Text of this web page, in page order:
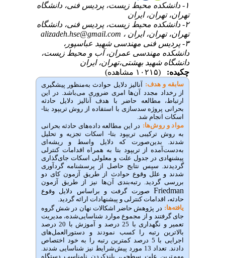
۱- دانشکده محیط زیست، پردیس فنی، دانشگاه
تهران، تهران، ایران
۲- دانشکده محیط زیست، پردیس فنی، دانشگاه
تهران، تهران، ایران ، alizadeh.hse@gmail.com
۳- پردیس فنی مهندسی شهید عباسپور،
دانشکده مهندسی عمران، آب و محیط زیست،
دانشگاه شهید بهشتی،تهران، ایران
چکیده:
(۱۰۲۱۵ مشاهده)
سابقه و هدف: آنالیز دلایل حوادث به‌منظور پیشگیری
از رخداد مجدد آن‌ها امری ضروری می‌باشد. در این
ارتباط، مطالعه حاضر با هدف آنالیز دلایل حادثه
بحرانی پروژه سدسازی با استفاده از روش تریپود بتا-
اسکات انجام شد.
مواد و روش‌‌ها: در این مطالعه داده‌های حادثه بحرانی
به روش ترکیبی تریپود بتا- اسکات تجزیه و تحلیل
شدند. بدین‌صورت که دلایل واسط و ریشه‌ای
به‌دست‌آمده از تریپود بتا به همراه اقدامات کنترلی
پیشنهادی در جدول علت و معلولی اسکات جای‌گذاری
گردیدند. سپس نتایج حاصل از پرسشنامه گردآوری
شدند و علل وقوع حوادث از طریق آزمون کای دو
بررسی گردید. رتبه‌بندی آن‌ها نیز از طریق آزمون
Friedman صورت گرفت و براساس دلایل وقوع
حادثه، اقدامات کنترلی و پیشنهادات ارائه گردید.
یافته‌ها: در پژوهش حاضر اشکالات نهان در شش گروه
جای گرفتند و از مجموع موارد شناسایی‌شده، مدیریت
تعمیر و نگهداری با 25 درصد و آموزش با 20 درصد
بالاترین رتبه را کسب نمودند و دستورالعمل‌های
اجرایی با 5 درصد کمترین رتبه را به خود اختصاص
دادند. تعداد 13 مورد پیش‌شرایط نیز شناسایی شدند.
مهم‌ترین علت سطحی، بلندکردن نامناسب دستگاه